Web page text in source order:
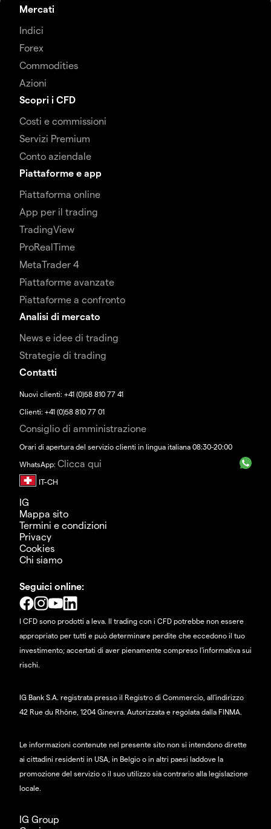
Mercati
Indici
Forex
Commodities
Azioni
Scopri i CFD
Costi e commissioni
Servizi Premium
Conto aziendale
Piattaforme e app
Piattaforma online
App per il trading
TradingView
ProRealTime
MetaTrader 4
Piattaforme avanzate
Piattaforme a confronto
Analisi di mercato
News e idee di trading
Strategie di trading
Contatti
Nuovi clienti: +41 (0)58 810 77 41
Clienti: +41 (0)58 810 77 01
Consiglio di amministrazione
Orari di apertura del servizio clienti in lingua italiana 08:30-20:00
WhatsApp: Clicca qui
IG
Mappa sito
Termini e condizioni
Privacy
Cookies
Chi siamo
Seguici online:
I CFD sono prodotti a leva. Il trading con i CFD potrebbe non essere
appropriato per tutti e può determinare perdite che eccedono il tuo
investimento; accertati di aver pienamente compreso l'informativa sui
rischi.
IG Bank S.A. registrata presso il Registro di Commercio, all'indirizzo
42 Rue du Rhône, 1204 Ginevra. Autorizzata e regolata dalla FINMA.
Le informazioni contenute nel presente sito non si intendono dirette
ai cittadini residenti in USA, in Belgio o in altri paesi laddove la
promozione del servizio o il suo utilizzo sia contrario alla legislazione
locale.
IG Group